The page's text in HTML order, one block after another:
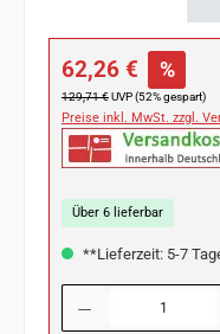
Verkaufspreis:
62,26 € %
Regulärer Preis:
129,71 €UVP (52% gespart)
Preise inkl. MwSt. zzgl.
Über 6 lieferbar
**Lieferzeit: 5-7
Produkt Anzahl: Gib den